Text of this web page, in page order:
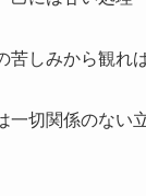
苦しみから観れ
一切関係のない